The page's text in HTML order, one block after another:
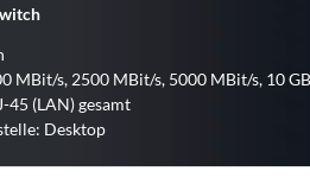
45 (LAN) gesamt
Desktop